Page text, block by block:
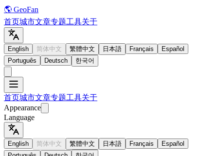
🌎 GeoFan
首页城市文章专题工具关于
English 简体中文 繁體中文 日本語 Français
Español
Português
Deutsch 한국어
首页城市文章专题工具关于
Appearance
Language
English 简体中文 繁體中文 日本語 Français
Español